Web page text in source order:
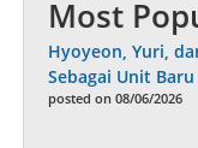
Most
Hyoyeon, Yuri,
Sebagai Unit Baru
posted on 08/06/2026